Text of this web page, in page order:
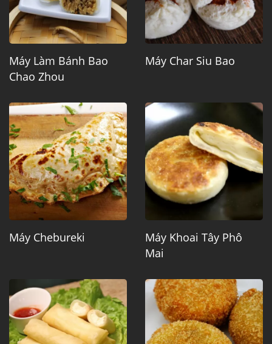
Máy Làm Bánh Bao
Chao Zhou
Máy Char Siu Bao
Máy Chebureki
Máy Khoai Tây Phô
Mai